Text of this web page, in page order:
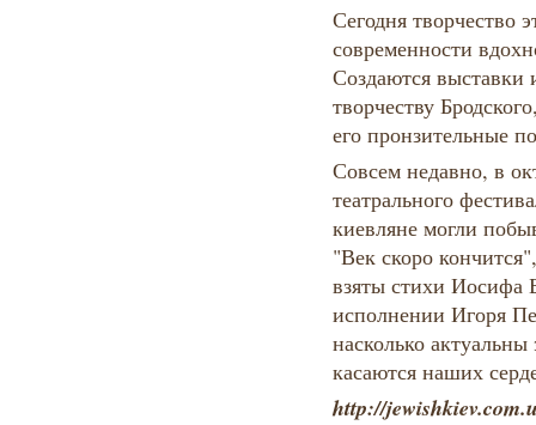
Сегодня творчество
современности
Создаются
творчеству
его пронзительные
Совсем недавно, в
театрального
киевляне могли
"Век скоро
взяты стихи Иосифа
исполнении Игоря
насколько
касаются наших
http://